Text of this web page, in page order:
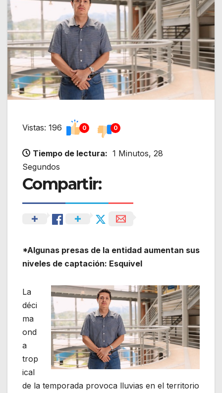
Vistas: 196 0 0
Tiempo de lectura: 1 Minutos, 28
Segundos
Compartir:
*Algunas presas de la entidad aumentan sus
niveles de captación: Esquivel
La
déci
ma
ond
a
trop
ical
de la temporada provoca lluvias en el territorio